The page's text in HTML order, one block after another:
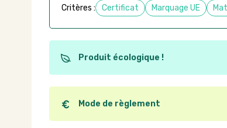
Critères : Certificat Marquage UE
Produit écologique !
Ce produit est éco-conçu, il a été fabriqué
recyclables. Ces produits peuvent plus
utilisation. L'origine de fabrication du
conception.
Mode de règlement
Quel que soit le mode de règlement, vous